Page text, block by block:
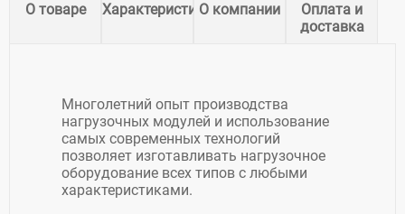
О товаре ХарактеристикиО компании
Оплата и
доставка
Многолетний опыт производства
нагрузочных модулей и использование
самых современных технологий
позволяет изготавливать нагрузочное
оборудование всех типов с любыми
характеристиками.